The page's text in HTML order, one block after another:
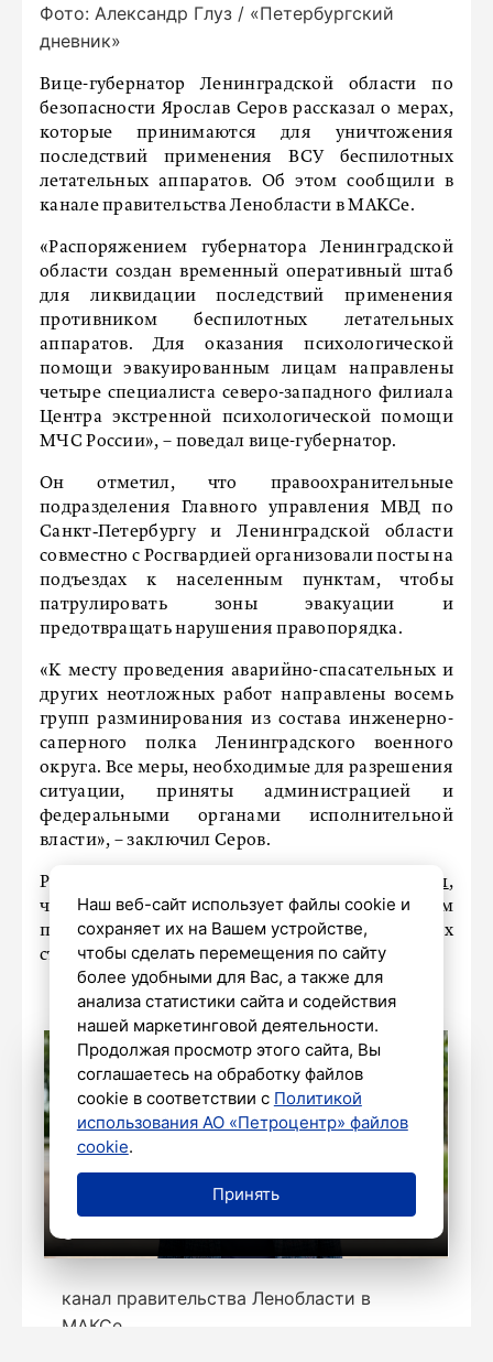
Фото: Александр Глуз / «Петербургский
дневник»
Вице-губернатор Ленинградской области по
безопасности Ярослав Серов рассказал о мерах,
которые принимаются для уничтожения
последствий применения ВСУ беспилотных
летательных аппаратов. Об этом сообщили в
канале правительства Ленобласти в МАКСе.
«Распоряжением губернатора Ленинградской
области создан временный оперативный штаб
для ликвидации последствий применения
противником беспилотных летательных
аппаратов. Для оказания психологической
помощи эвакуированным лицам направлены
четыре специалиста северо-западного филиала
Центра экстренной психологической помощи
МЧС России», – поведал вице-губернатор.
Он отметил, что правоохранительные
подразделения Главного управления МВД по
Санкт‑Петербургу и Ленинградской области
совместно с Росгвардией организовали посты на
подъездах к населенным пунктам, чтобы
патрулировать зоны эвакуации и
предотвращать нарушения правопорядка.
«К месту проведения аварийно-спасательных и
других неотложных работ направлены восемь
групп разминирования из состава инженерно-
саперного полка Ленинградского военного
округа. Все меры, необходимые для разрешения
ситуации, приняты администрацией и
федеральными органами исполнительной
власти», – заключил Серов.
Ранее сообщал,
чтоСК РФ займется расследованием
преступлений ВСУ в нескольких регионах
страны.
канал правительства Ленобласти в
МАКСе
Наш веб-сайт использует файлы cookie и
сохраняет их на Вашем устройстве,
чтобы сделать перемещения по сайту
более удобными для Вас, а также для
анализа статистики сайта и содействия
нашей маркетинговой деятельности.
Продолжая просмотр этого сайта, Вы
соглашаетесь на обработку файлов
cookie в соответствии с Политикой
использования АО «Петроцентр» файлов
cookie.
Принять